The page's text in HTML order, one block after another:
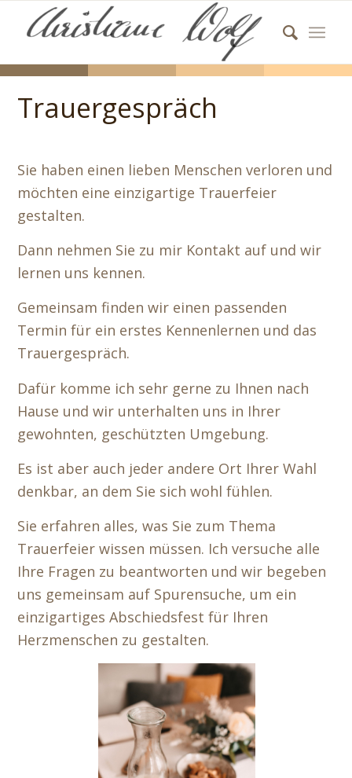
Trauergespräch
Sie haben einen lieben Menschen verloren und
möchten eine einzigartige Trauerfeier
gestalten.
Dann nehmen Sie zu mir Kontakt auf und wir
lernen uns kennen.
Gemeinsam finden wir einen passenden
Termin für ein erstes Kennenlernen und das
Trauergespräch.
Dafür komme ich sehr gerne zu Ihnen nach
Hause und wir unterhalten uns in Ihrer
gewohnten, geschützten Umgebung.
Es ist aber auch jeder andere Ort Ihrer Wahl
denkbar, an dem Sie sich wohl fühlen.
Sie erfahren alles, was Sie zum Thema
Trauerfeier wissen müssen. Ich versuche alle
Ihre Fragen zu beantworten und wir begeben
uns gemeinsam auf Spurensuche, um ein
einzigartiges Abschiedsfest für Ihren
Herzmenschen zu gestalten.